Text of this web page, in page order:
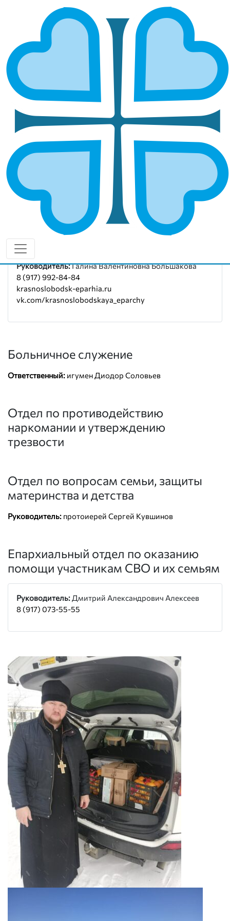
КРАСНОСЛОБОДСКАЯ И
ТЕМНИКОВСКАЯ
КРАСНОСЛОБОДСКАЯ И ТЕМНИКОВСКАЯ
Епархией управляет епископ Краснослободский и
Темниковский Климент.
ОСНОВНЫЕ НАПРАВЛЕНИЯ
РАБОТЫ
Социальное служение
Социальный отдел епархии
Руководитель:Галина Валентиновна Большакова
8 (917) 992-84-84
krasnoslobodsk-eparhia.ru
vk.com/krasnoslobodskaya_eparchy
Больничное служение
Ответственный: игумен Диодор Соловьев
Отдел по противодействию
наркомании и утверждению
трезвости
Отдел по вопросам семьи, защиты
материнства и детства
Руководитель: протоиерей Сергей Кувшинов
Епархиальный отдел по оказанию
помощи участникам СВО и их семьям
Руководитель:Дмитрий Александрович Алексеев
8 (917) 073-55-55